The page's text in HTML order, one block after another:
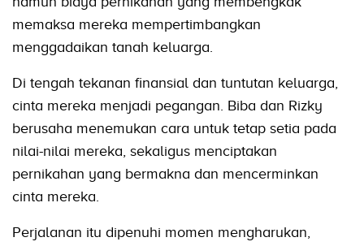
memaksa mereka mempertimbangkan
menggadaikan tanah keluarga.
Di tengah tekanan finansial dan tuntutan keluarga,
cinta mereka menjadi pegangan. Biba dan Rizky
berusaha menemukan cara untuk tetap setia pada
nilai-nilai mereka, sekaligus menciptakan
pernikahan yang bermakna dan mencerminkan
cinta mereka.
Perjalanan itu dipenuhi momen mengharukan,